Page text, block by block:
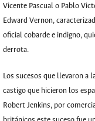
Vicente Pascual o Pablo
Edward Vernon,
oficial cobarde e indigno,
derrota.
Los sucesos que llevaron a
castigo que hicieron los
Robert Jenkins, por